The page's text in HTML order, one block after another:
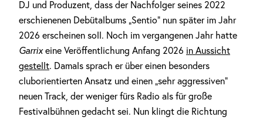
DJ und Produzent, dass der Nachfolger seines 2022
erschienenen Debütalbums „Sentio“ nun später im Jahr
2026 erscheinen soll. Noch im vergangenen Jahr hatte
Garrixeine Veröffentlichung Anfang 2026 in Aussicht
gestellt. Damals sprach er über einen besonders
cluborientierten Ansatz und einen „sehr aggressiven“
neuen Track, der weniger fürs Radio als für große
Festivalbühnen gedacht sei. Nun klingt die Richtung